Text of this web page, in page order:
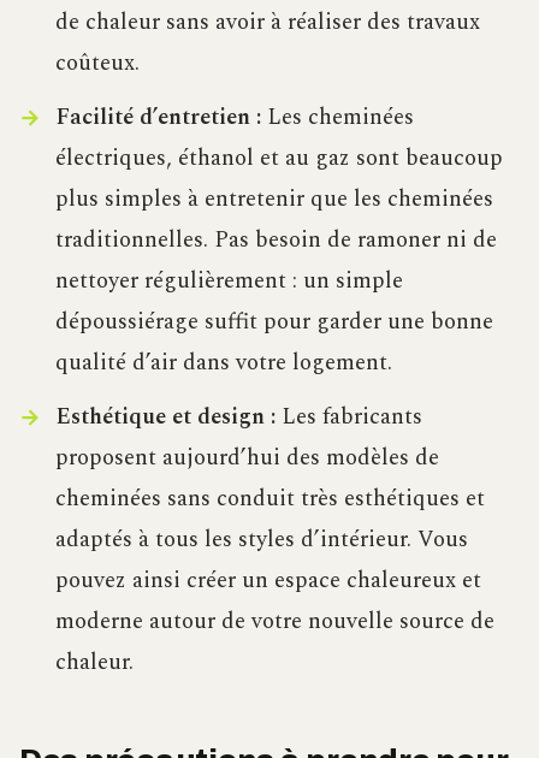
de chaleur sans avoir à réaliser des travaux
coûteux.
Facilité d’entretien :Les cheminées
électriques, éthanol et au gaz sont beaucoup
plus simples à entretenir que les cheminées
traditionnelles. Pas besoin de ramoner ni de
nettoyer régulièrement : un simple
dépoussiérage suffit pour garder une bonne
qualité d’air dans votre logement.
Esthétique et design :Les fabricants
proposent aujourd’hui des modèles de
cheminées sans conduit très esthétiques et
adaptés à tous les styles d’intérieur. Vous
pouvez ainsi créer un espace chaleureux et
moderne autour de votre nouvelle source de
chaleur.